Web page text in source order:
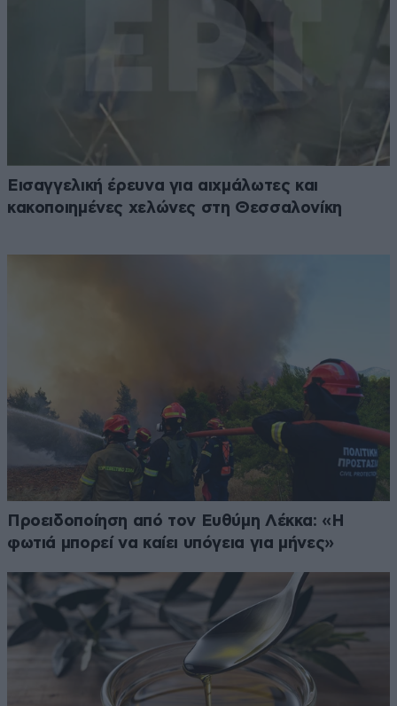
Εισαγγελική έρευνα για αιχμάλωτες και
κακοποιημένες χελώνες στη Θεσσαλονίκη
Προειδοποίηση από τον Ευθύμη Λέκκα: «Η
φωτιά μπορεί να καίει υπόγεια για μήνες»